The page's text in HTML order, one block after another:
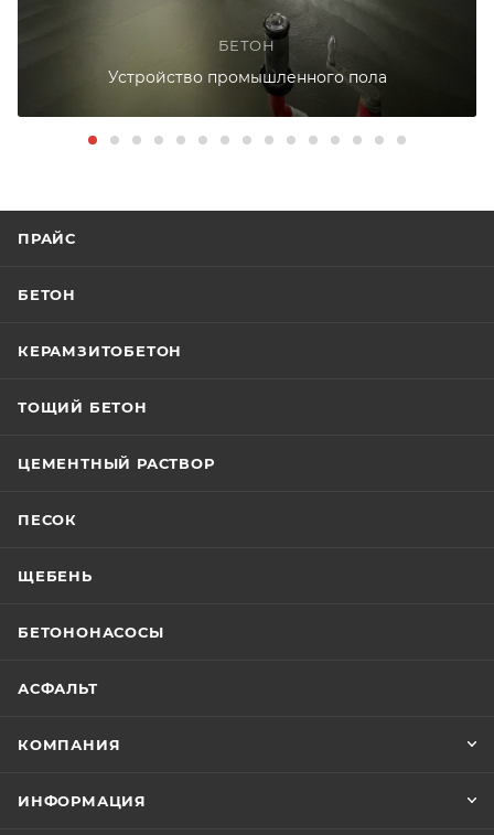
БЕТОН
Устройство промышленного пола
ПРАЙС
БЕТОН
КЕРАМЗИТОБЕТОН
ТОЩИЙ БЕТОН
ЦЕМЕНТНЫЙ РАСТВОР
ПЕСОК
ЩЕБЕНЬ
БЕТОНОНАСОСЫ
АСФАЛЬТ
КОМПАНИЯ
ИНФОРМАЦИЯ